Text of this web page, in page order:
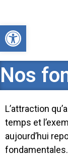
Ouvrir la barre d’outils
Nos
L’attraction
temps et
aujourd’hui